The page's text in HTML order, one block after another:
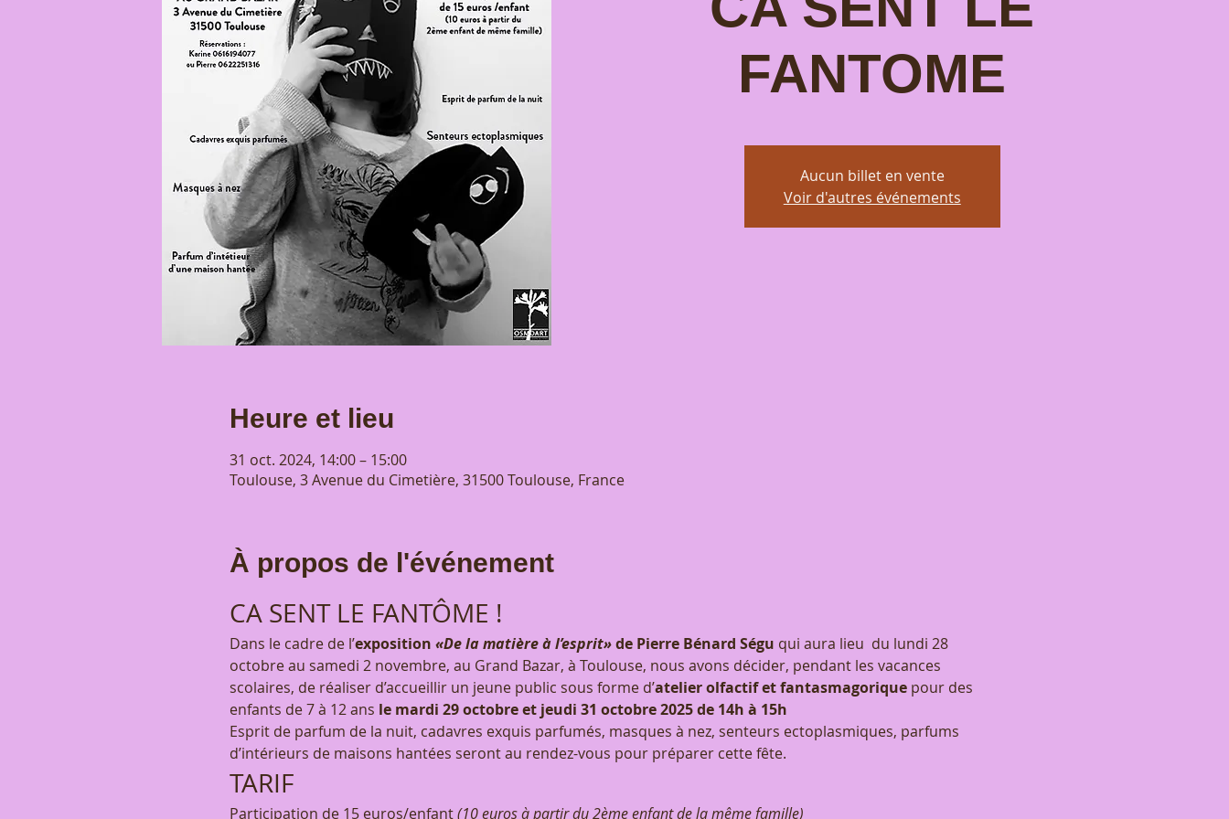
FANTOME
Aucun billet en vente
Voir d'autres événements
Heure et lieu
31 oct. 2024, 14:00 – 15:00
Toulouse, 3 Avenue du Cimetière, 31500 Toulouse, France
À propos de l'événement
CA SENT LE FANTÔME !
Dans le cadre de l’exposition «De la matière à l’esprit» de Pierre Bénard Ségu qui aura lieu  du lundi 28
octobre au samedi 2 novembre, au Grand Bazar, à Toulouse, nous avons décider, pendant les vacances
scolaires, de réaliser d’accueillir un jeune public sous forme d’atelier olfactif et fantasmagorique pour des
enfants de 7 à 12 ans le mardi 29 octobre et jeudi 31 octobre 2025 de 14h à 15h
Esprit de parfum de la nuit, cadavres exquis parfumés, masques à nez, senteurs ectoplasmiques, parfums
d’intérieurs de maisons hantées seront au rendez-vous pour préparer cette fête.
TARIF
Participation de 15 euros/enfant (10 euros à partir du 2ème enfant de la même famille)